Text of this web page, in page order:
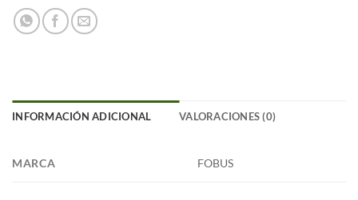
INFORMACIÓN ADICIONAL VALORACIONES (0)
MARCA FOBUS